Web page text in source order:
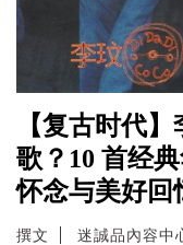
【复古时代
歌？10 首经
怀念与美好回
撰文 迷誠品內容中